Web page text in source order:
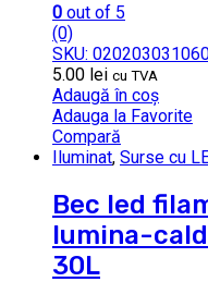
0 out of 5
(0)
SKU:
5.00 lei cu TVA
Adaugă în coș
Adauga la Favorite
Compară
Iluminat, Surse cu
Bec led
lumina-
30L